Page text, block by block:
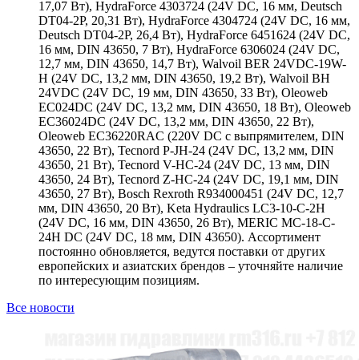
17,07 Вт), HydraForce 4303724 (24V DC, 16 мм, Deutsch
DT04-2P, 20,31 Вт), HydraForce 4304724 (24V DC, 16 мм,
Deutsch DT04-2P, 26,4 Вт), HydraForce 6451624 (24V DC,
16 мм, DIN 43650, 7 Вт), HydraForce 6306024 (24V DC,
12,7 мм, DIN 43650, 14,7 Вт), Walvoil BER 24VDC-19W-
H (24V DC, 13,2 мм, DIN 43650, 19,2 Вт), Walvoil BH
24VDC (24V DC, 19 мм, DIN 43650, 33 Вт), Oleoweb
EC024DC (24V DC, 13,2 мм, DIN 43650, 18 Вт), Oleoweb
EC36024DC (24V DC, 13,2 мм, DIN 43650, 22 Вт),
Oleoweb EC36220RAC (220V DC с выпрямителем, DIN
43650, 22 Вт), Tecnord P-JH-24 (24V DC, 13,2 мм, DIN
43650, 21 Вт), Tecnord V-HC-24 (24V DC, 13 мм, DIN
43650, 24 Вт), Tecnord Z-HC-24 (24V DC, 19,1 мм, DIN
43650, 27 Вт), Bosch Rexroth R934000451 (24V DC, 12,7
мм, DIN 43650, 20 Вт), Keta Hydraulics LC3-10-C-2H
(24V DC, 16 мм, DIN 43650, 26 Вт), MERIC MC-18-C-
24H DC (24V DC, 18 мм, DIN 43650). Ассортимент
постоянно обновляется, ведутся поставки от других
европейских и азиатских брендов – уточняйте наличие
по интересующим позициям.
Все новости